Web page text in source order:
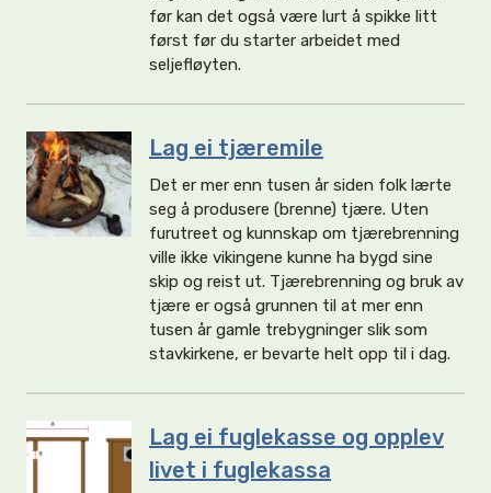
før kan det også være lurt å spikke litt
først før du starter arbeidet med
seljefløyten.
Lag ei tjæremile
Det er mer enn tusen år siden folk lærte
seg å produsere (brenne) tjære. Uten
furutreet og kunnskap om tjærebrenning
ville ikke vikingene kunne ha bygd sine
skip og reist ut. Tjærebrenning og bruk av
tjære er også grunnen til at mer enn
tusen år gamle trebygninger slik som
stavkirkene, er bevarte helt opp til i dag.
Lag ei fuglekasse og opplev
livet i fuglekassa